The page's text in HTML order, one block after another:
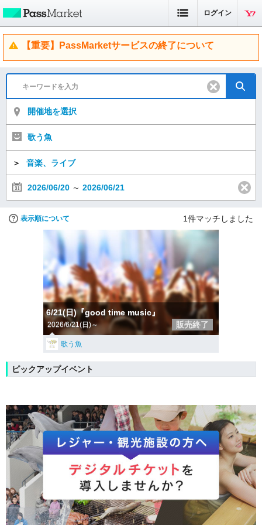
ログイン
【重要】PassMarketサービスの終了について
開催地を選択
歌う魚
＞ 音楽、ライブ
2026/06/20 ～ 2026/06/21
表示順について 1件マッチしました
6/21(日)『good time music』
2026/6/21(日)～ 販売終了
歌う魚
ピックアップイベント